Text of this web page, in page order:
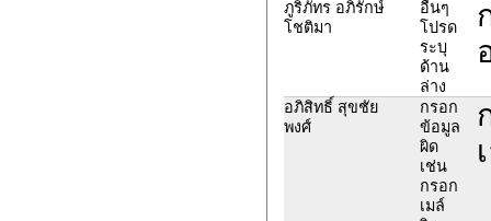
ภูริภัทร อภิรักษ์
โชติมา
อื่นๆ
โปรด
ระบุ
ด้าน
ล่าง
อภิสิทธิ์ สุขชัย
พงศ์
กรอก
ข้อมูล
ผิด
เช่น
กรอก
เมล์